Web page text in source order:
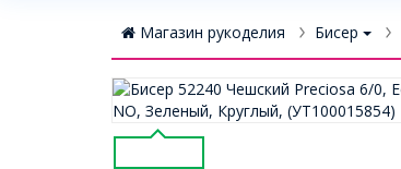
Магазин рукоделия Бисер